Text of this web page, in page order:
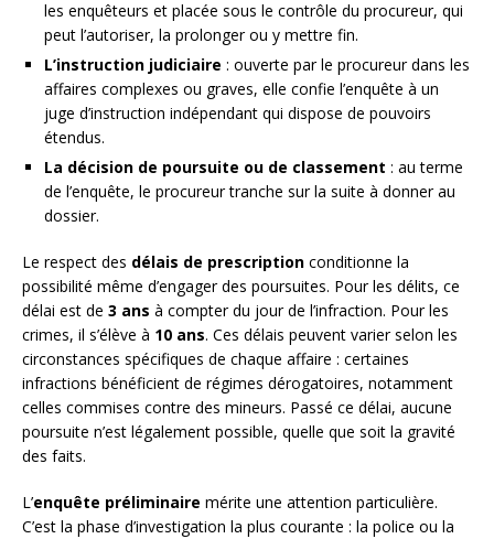
les enquêteurs et placée sous le contrôle du procureur, qui
peut l’autoriser, la prolonger ou y mettre fin.
L’instruction judiciaire : ouverte par le procureur dans les
affaires complexes ou graves, elle confie l’enquête à un
juge d’instruction indépendant qui dispose de pouvoirs
étendus.
La décision de poursuite ou de classement : au terme
de l’enquête, le procureur tranche sur la suite à donner au
dossier.
Le respect des délais de prescription conditionne la
possibilité même d’engager des poursuites. Pour les délits, ce
délai est de 3 ans à compter du jour de l’infraction. Pour les
crimes, il s’élève à 10 ans. Ces délais peuvent varier selon les
circonstances spécifiques de chaque affaire : certaines
infractions bénéficient de régimes dérogatoires, notamment
celles commises contre des mineurs. Passé ce délai, aucune
poursuite n’est légalement possible, quelle que soit la gravité
des faits.
L’enquête préliminaire mérite une attention particulière.
C’est la phase d’investigation la plus courante : la police ou la